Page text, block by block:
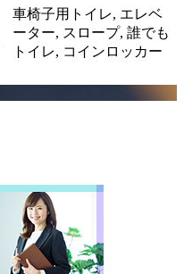
車椅子用トイレ, エレベ
ーター, スロープ, 誰でも
トイレ, コインロッカー